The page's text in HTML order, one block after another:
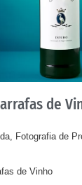
de
, Fotografia de
de Vinho